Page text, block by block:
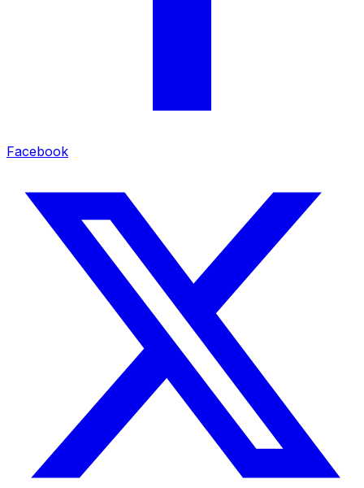
Facebook